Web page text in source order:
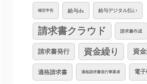
確定申告 給与dx 給与デジタル払い
請求書クラウド 請求書作成
請求書発行 資金繰り 資
適格請求書 適格請求書発行事業者 電